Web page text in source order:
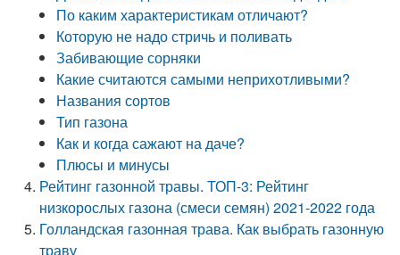
По каким характеристикам отличают?
Которую не надо стричь и поливать
Забивающие сорняки
Какие считаются самыми неприхотливыми?
Названия сортов
Тип газона
Как и когда сажают на даче?
Плюсы и минусы
Рейтинг газонной травы. ТОП-3: Рейтинг
низкорослых газона (смеси семян) 2021-2022 года
Голландская газонная трава. Как выбрать газонную
траву